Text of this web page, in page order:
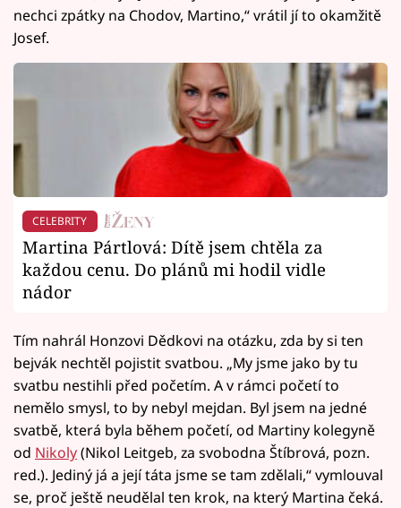
nechci zpátky na Chodov, Martino,“ vrátil jí to okamžitě
Josef.
CELEBRITY
Martina Pártlová: Dítě jsem chtěla za
každou cenu. Do plánů mi hodil vidle
nádor
Tím nahrál Honzovi Dědkovi na otázku, zda by si ten
bejvák nechtěl pojistit svatbou. „My jsme jako by tu
svatbu nestihli před početím. A v rámci početí to
nemělo smysl, to by nebyl mejdan. Byl jsem na jedné
svatbě, která byla během početí, od Martiny kolegyně
od Nikoly(Nikol Leitgeb, za svobodna Štíbrová, pozn.
red.). Jediný já a její táta jsme se tam zdělali,“ vymlouval
se, proč ještě neudělal ten krok, na který Martina čeká.